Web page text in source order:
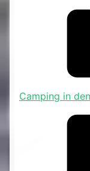
Camping in